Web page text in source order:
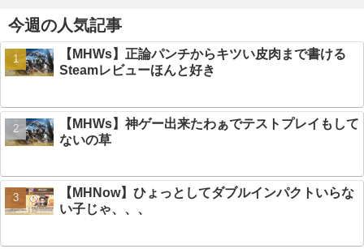
今週の人気記事
【MHWs】正論パンチからキツい皮肉まで書ける
Steamレビューほんと好き
【MHWs】神ゲー出来たわぁでテストプレイもして
ないの草
【MHNow】ひょっとしてダブルインパクトいらな
い子じゃ、、、